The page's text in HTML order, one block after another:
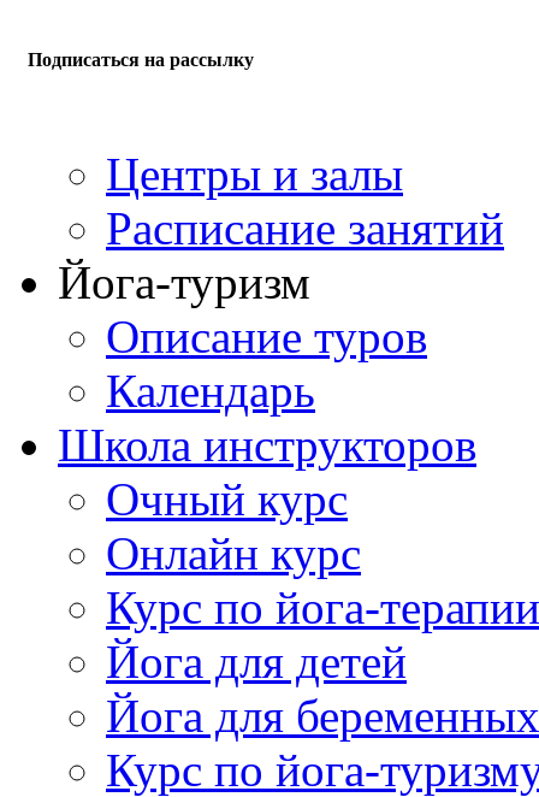
Подписаться на рассылку
Центры и залы
Расписание занятий
Йога-туризм
Описание туров
Календарь
Школа инструкторов
Очный курс
Онлайн курс
Курс по йога-терапии
Йога для детей
Йога для беременных
Курс по йога-